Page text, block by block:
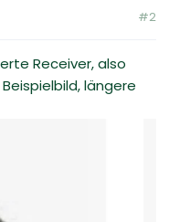
#2
Receiver, also
längere